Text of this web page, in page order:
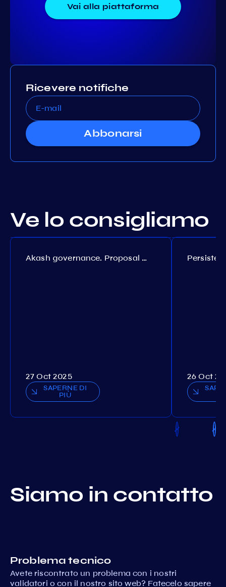
Vai alla piattaforma
Ricevere notifiche
Abbonarsi
Ve lo consigliamo
Akash governance. Proposal №308
27 Oct 2025
SAPERNE DI
PIÙ
26 Oct
Siamo in contatto
Problema tecnico
Avete riscontrato un problema con i nostri
validatori o con il nostro sito web? Fatecelo sapere